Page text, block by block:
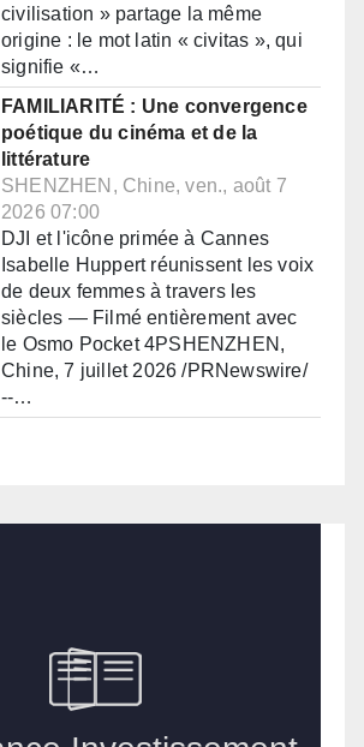
civilisation » partage la même
origine : le mot latin « civitas », qui
signifie «…
FAMILIARITÉ : Une convergence
poétique du cinéma et de la
littérature
SHENZHEN, Chine, ven., août 7
2026 07:00
DJI et l'icône primée à Cannes
Isabelle Huppert réunissent les voix
de deux femmes à travers les
siècles — Filmé entièrement avec
le Osmo Pocket 4PSHENZHEN,
Chine, 7 juillet 2026 /PRNewswire/
--…